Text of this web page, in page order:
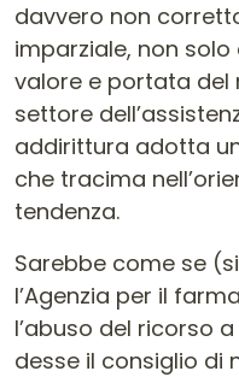
davvero non
imparziale, non
valore e portata del
settore
addirittura adotta
che tracima
tendenza.
Sarebbe come se
l’Agenzia per il
l’abuso del ricorso
desse il consiglio di